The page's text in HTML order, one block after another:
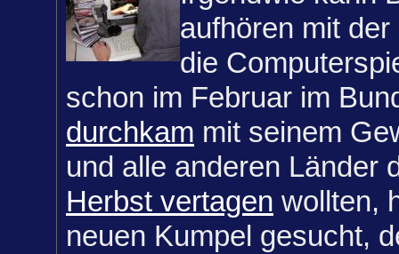
aufhören mit
die
schon im Februar im
durchkam mit seinem
und alle anderen Länder
Herbst vertagen wollten,
neuen Kumpel gesucht,